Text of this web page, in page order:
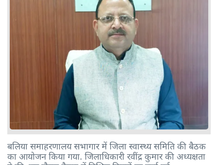
बलिया समाहरणालय सभागार में जिला स्वास्थ्य समिति की बैठक
का आयोजन किया गया. जिलाधिकारी रवींद्र कुमार की अध्यक्षता